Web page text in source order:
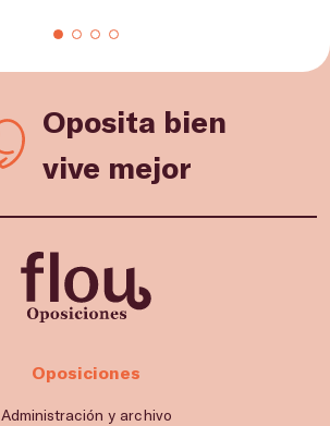
Oposita bien
vive mejor
Oposiciones
Administración y archivo